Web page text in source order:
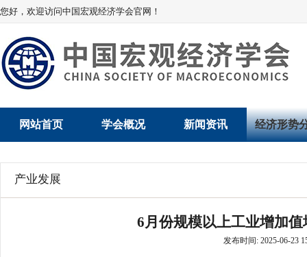
您好，欢迎访问中国宏观经济学会官网！
网站首页 学会概况
学会领导
新闻资讯
学会动态
经济形势
经济运行与
产业发展
6月份规模以上工业增加
发布时间: 2025-06-23